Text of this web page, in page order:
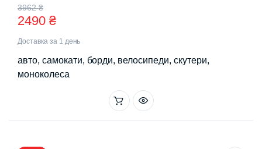
3962₴
Оригінальна
ціна:
3962 ₴.
2490 ₴
Поточна
ціна:
2490 ₴.
Доставка за 1 день
авто, самокати, борди, велосипеди, скутери,
моноколеса